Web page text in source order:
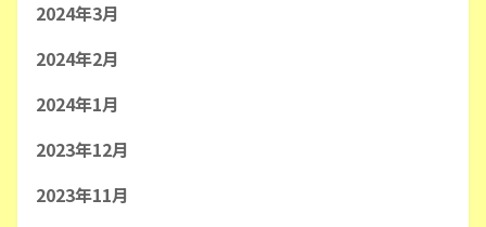
2024年3月
2024年2月
2024年1月
2023年12月
2023年11月